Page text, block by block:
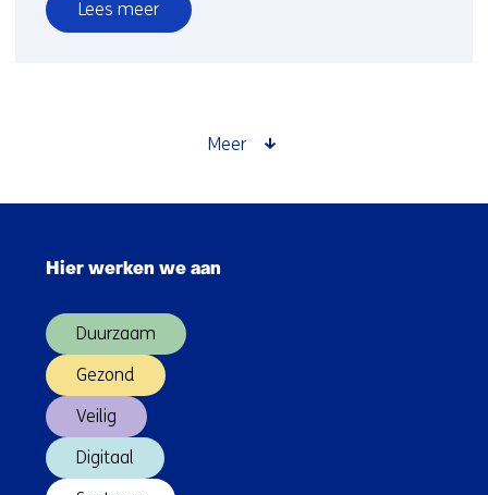
Lees meer
over
druk
Meer
Hier werken we aan
Duurzaam
Gezond
Veilig
Digitaal